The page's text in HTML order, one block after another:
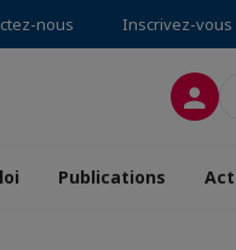
nous Inscrivez-
Publications